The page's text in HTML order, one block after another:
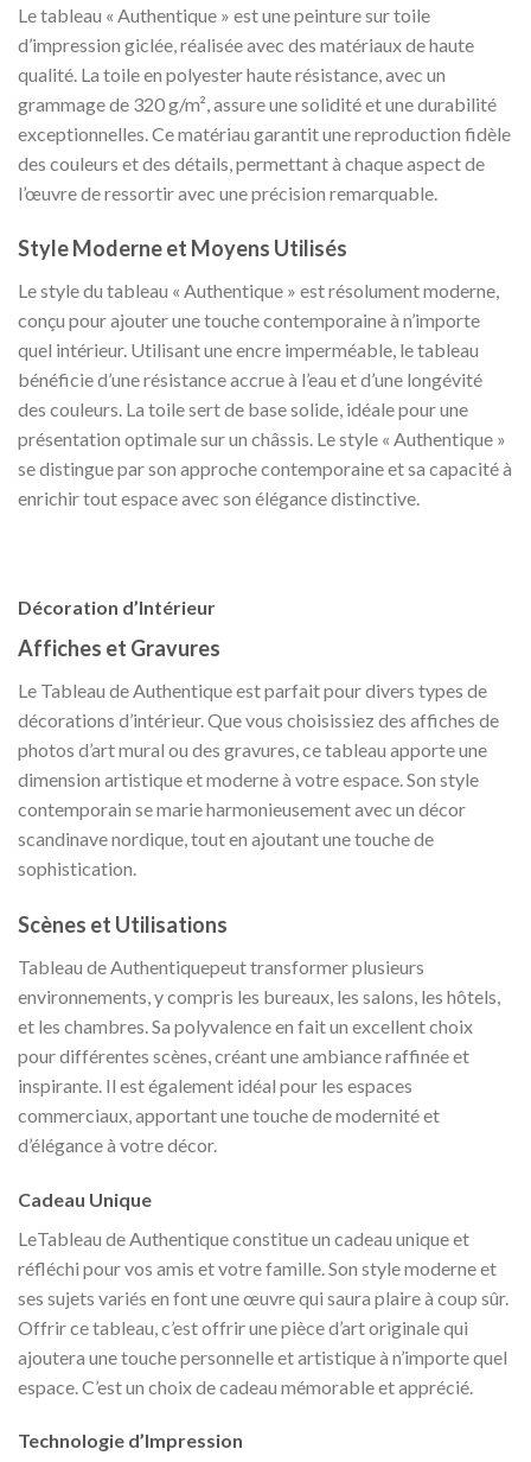
Le tableau « Authentique » est une peinture sur toile
d’impression giclée, réalisée avec des matériaux de haute
qualité. La toile en polyester haute résistance, avec un
grammage de 320 g/m², assure une solidité et une durabilité
exceptionnelles. Ce matériau garantit une reproduction fidèle
des couleurs et des détails, permettant à chaque aspect de
l’œuvre de ressortir avec une précision remarquable.
Style Moderne et Moyens Utilisés
Le style du tableau « Authentique » est résolument moderne,
conçu pour ajouter une touche contemporaine à n’importe
quel intérieur. Utilisant une encre imperméable, le tableau
bénéficie d’une résistance accrue à l’eau et d’une longévité
des couleurs. La toile sert de base solide, idéale pour une
présentation optimale sur un châssis. Le style « Authentique »
se distingue par son approche contemporaine et sa capacité à
enrichir tout espace avec son élégance distinctive.
Décoration d’Intérieur
Affiches et Gravures
Le Tableau de Authentique est parfait pour divers types de
décorations d’intérieur. Que vous choisissiez des affiches de
photos d’art mural ou des gravures, ce tableau apporte une
dimension artistique et moderne à votre espace. Son style
contemporain se marie harmonieusement avec un décor
scandinave nordique, tout en ajoutant une touche de
sophistication.
Scènes et Utilisations
Tableau de Authentiquepeut transformer plusieurs
environnements, y compris les bureaux, les salons, les hôtels,
et les chambres. Sa polyvalence en fait un excellent choix
pour différentes scènes, créant une ambiance raffinée et
inspirante. Il est également idéal pour les espaces
commerciaux, apportant une touche de modernité et
d’élégance à votre décor.
Cadeau Unique
LeTableau de Authentique constitue un cadeau unique et
réfléchi pour vos amis et votre famille. Son style moderne et
ses sujets variés en font une œuvre qui saura plaire à coup sûr.
Offrir ce tableau, c’est offrir une pièce d’art originale qui
ajoutera une touche personnelle et artistique à n’importe quel
espace. C’est un choix de cadeau mémorable et apprécié.
Technologie d’Impression